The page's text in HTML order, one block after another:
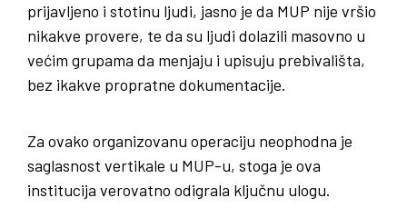
prijavljeno i stotinu ljudi, jasno je da MUP nije vršio
nikakve provere, te da su ljudi dolazili masovno u
većim grupama da menjaju i upisuju prebivališta,
bez ikakve propratne dokumentacije.
Za ovako organizovanu operaciju neophodna je
saglasnost vertikale u MUP-u, stoga je ova
institucija verovatno odigrala ključnu ulogu.